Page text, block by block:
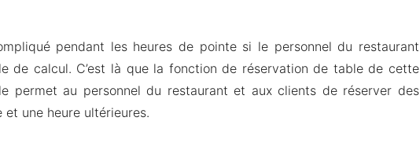
pendant les heures de pointe si le personnel du restaurant
de calcul. C’est là que la fonction de réservation de table de cette
permet au personnel du restaurant et aux clients de réserver des
une heure ultérieures.